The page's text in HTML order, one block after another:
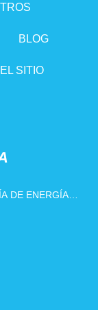
BLOG
SITIO
DE ENERGÍA